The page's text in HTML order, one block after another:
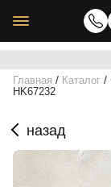
Главная / Каталог /
HK67232
назад